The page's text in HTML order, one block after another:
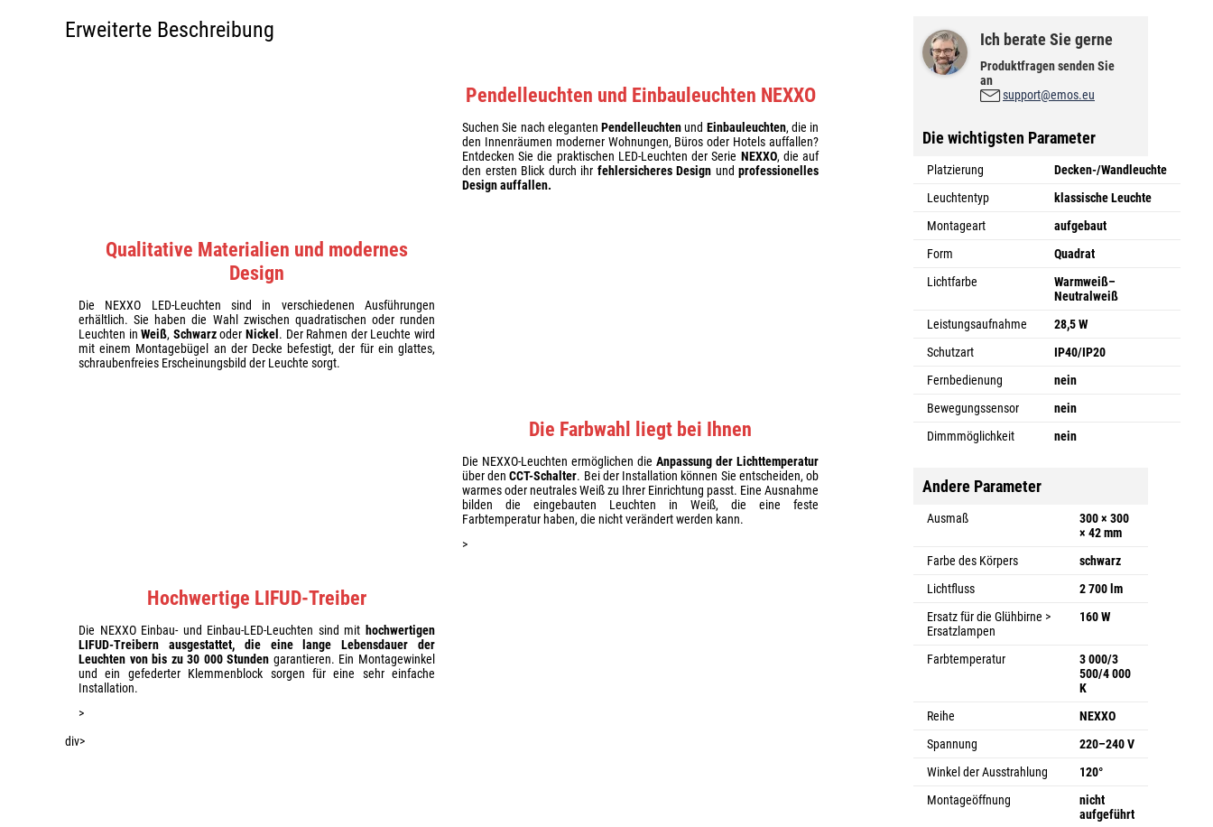
Erweiterte Beschreibung
Pendelleuchten und Einbauleuchten NEXXO
Suchen Sie nach eleganten Pendelleuchtenund Einbauleuchten, die in
den Innenräumen moderner Wohnungen, Büros oder Hotels auffallen?
Entdecken Sie die praktischen LED-Leuchten der Serie NEXXO, die auf
den ersten Blick durch ihr fehlersicheres Design und professionelles
Design auffallen.
Qualitative Materialien und modernes
Design
Die NEXXO LED-Leuchten sind in verschiedenen Ausführungen
erhältlich. Sie haben die Wahl zwischen quadratischen oder runden
Leuchten inWeiß, SchwarzoderNickel. Der Rahmen der Leuchte wird
mit einem Montagebügel an der Decke befestigt, der für ein glattes,
schraubenfreies Erscheinungsbild der Leuchte sorgt.
Die Farbwahl liegt bei Ihnen
Die NEXXO-Leuchten ermöglichen die Anpassung der Lichttemperatur
über denCCT-Schalter. Bei der Installation können Sie entscheiden, ob
warmes oder neutrales Weiß zu Ihrer Einrichtung passt. Eine Ausnahme
bilden die eingebauten Leuchten in Weiß, die eine feste
Farbtemperatur haben, die nicht verändert werden kann.
>
Hochwertige LIFUD-Treiber
Die NEXXO Einbau- und Einbau-LED-Leuchten sind mit hochwertigen
LIFUD-Treibern ausgestattet, die eine lange Lebensdauer der
Leuchten von bis zu 30 000 Stunden garantieren. Ein Montagewinkel
und ein gefederter Klemmenblock sorgen für eine sehr einfache
Installation.
>
div>
Ich berate Sie gerne
Produktfragen senden Sie
an
support@emos.eu
Die wichtigsten Parameter
Platzierung
Decken-/Wandleuchte
Leuchtentyp
klassische Leuchte
Montageart
aufgebaut
Form
Quadrat
Lichtfarbe
Warmweiß–
Neutralweiß
Leistungsaufnahme
28,5 W
Schutzart
IP40/IP20
Fernbedienung
nein
Bewegungssensor
nein
Dimmmöglichkeit
nein
Andere Parameter
Ausmaß
300 × 300
× 42 mm
Farbe des Körpers
schwarz
Lichtfluss
2 700 lm
Ersatz für die Glühbirne >
Ersatzlampen
160 W
Farbtemperatur
3 000/3
500/4 000
K
Reihe
NEXXO
Spannung
220–240 V
Winkel der Ausstrahlung
120°
Montageöffnung
nicht
aufgeführt